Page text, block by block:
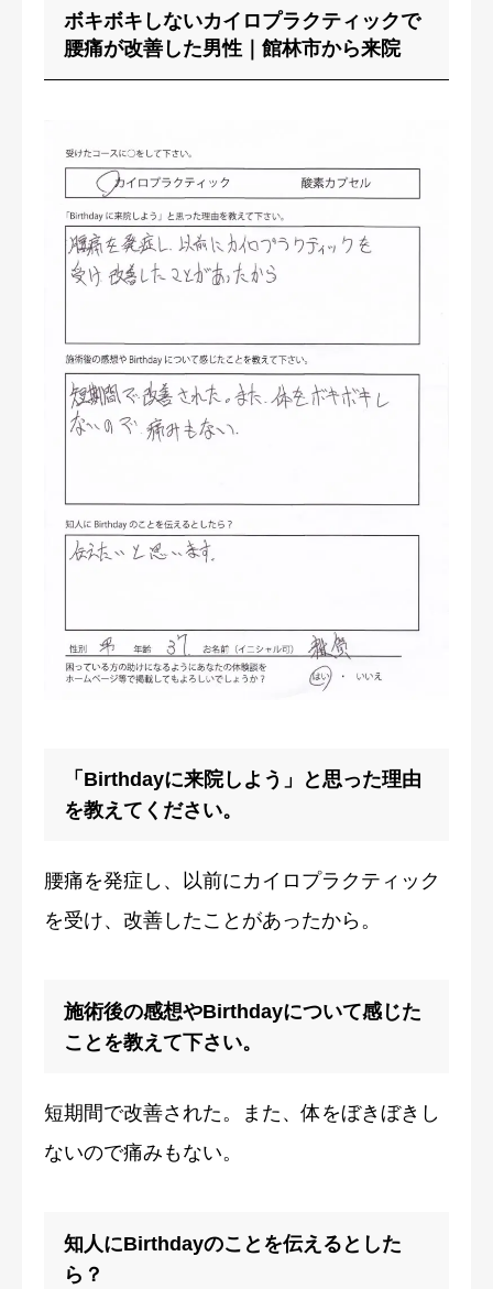
ボキボキしないカイロプラクティックで
腰痛が改善した男性｜館林市から来院
「Birthdayに来院しよう」と思った理由
を教えてください。
腰痛を発症し、以前にカイロプラクティック
を受け、改善したことがあったから。
施術後の感想やBirthdayについて感じた
ことを教えて下さい。
短期間で改善された。また、体をぼきぼきし
ないので痛みもない。
知人にBirthdayのことを伝えるとした
ら？